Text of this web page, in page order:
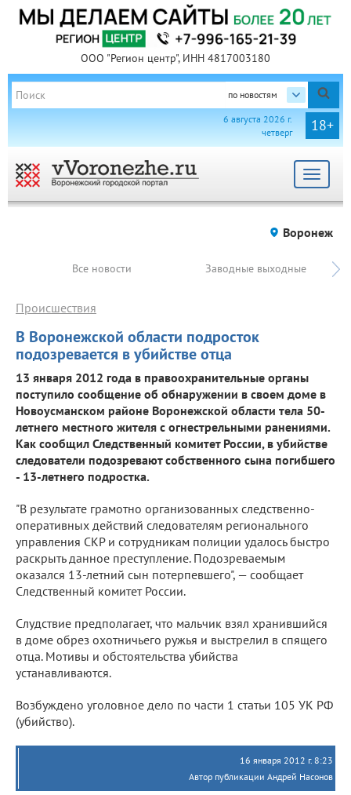
ООО "Регион центр", ИНН 4817003180
по новостям
18+
6 августа 2026 г.
четверг
Toggle
Воронеж
Все новости Заводные выходные
В Воронежской области подросток
подозревается в убийстве отца
Происшествия
13 января 2012 года в правоохранительные органы
поступило сообщение об обнаружении в своем доме в
Новоусманском районе Воронежской области тела 50-
летнего местного жителя с огнестрельными ранениями.
Как сообщил Следственный комитет России, в убийстве
следователи подозревают собственного сына погибшего
- 13-летнего подростка.
"В результате грамотно организованных следственно-
оперативных действий следователям регионального
управления СКР и сотрудникам полиции удалось быстро
раскрыть данное преступление. Подозреваемым
оказался 13-летний сын потерпевшего", — сообщает
Следственный комитет России.
Слудствие предполагает, что мальчик взял хранившийся
в доме обрез охотничьего ружья и выстрелил в спящего
отца. Мотивы и обстоятельства убийства
устанавливаются.
Возбуждено уголовное дело по части 1 статьи 105 УК РФ
(убийство).
16 января 2012 г. 8:23
Автор публикации Андрей Насонов